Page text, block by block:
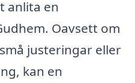
anlita en
Oavsett om
justeringar eller
kan en